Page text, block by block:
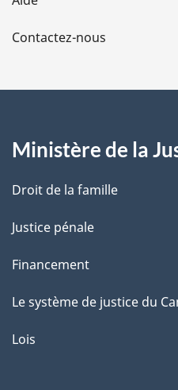
a
e
Contactez-nous
Ministère de la
Droit de la famille
Justice pénale
Financement
Le système de justice du
Lois